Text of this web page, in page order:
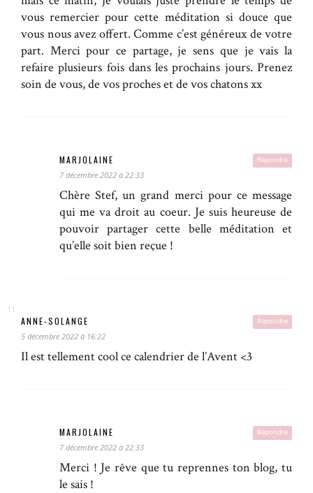
vous remercier pour cette méditation si douce que
vous nous avez offert. Comme c’est généreux de votre
part. Merci pour ce partage, je sens que je vais la
refaire plusieurs fois dans les prochains jours. Prenez
soin de vous, de vos proches et de vos chatons xx
Répondre
MARJOLAINE
7 décembre 2022 à 22:33
Chère Stef, un grand merci pour ce message
qui me va droit au coeur. Je suis heureuse de
pouvoir partager cette belle méditation et
qu’elle soit bien reçue !
Répondre
ANNE-SOLANGE
5 décembre 2022 à 16:22
Il est tellement cool ce calendrier de l’Avent <3
Répondre
MARJOLAINE
7 décembre 2022 à 22:33
Merci ! Je rêve que tu reprennes ton blog, tu
le sais !